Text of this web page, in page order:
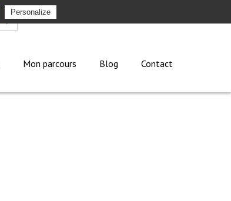
Mon parcours Blog Contact
Personalize